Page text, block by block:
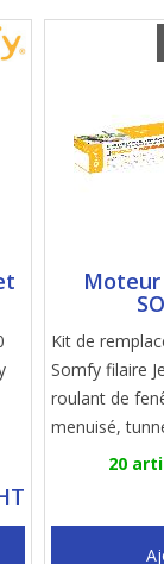
Kit de
Somfy filaire
roulant de
menuisé,
20